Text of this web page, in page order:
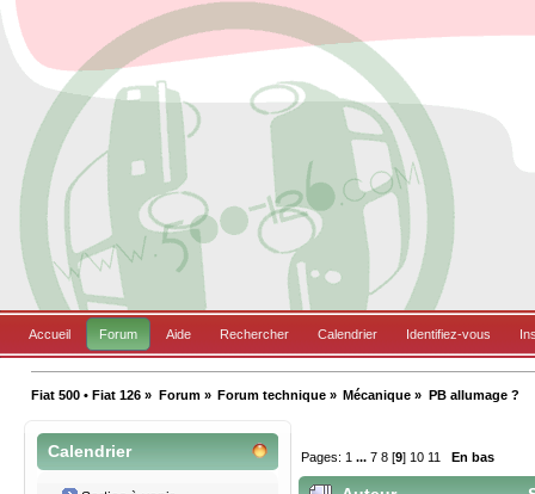
Accueil Forum Aide Rechercher Calendrier Identifiez-vous
Fiat 500 • Fiat 126 » Forum» Forum technique» Mécanique » PB allumage ?
Calendrier Pages: 1 ...7 8 [9] 10 11 En bas